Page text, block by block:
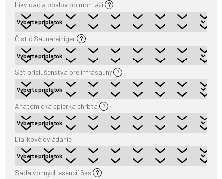
Likvidácia obalov po montáži ?
Čistič Saunareiniger ?
Set príslušenstva pre infrasauny ?
Anatomická opierka chrbta ?
Diaľkové ovládanie
Sada vonných esencií 5ks ?